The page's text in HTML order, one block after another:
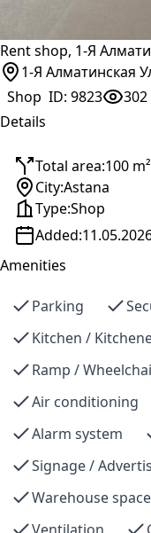
Rent shop, 1-Я
1-Я Алматинская
Shop ID: 9823 302
Details
Total area:100 m²
City:Astana
Type:Shop
Added:
Amenities
Parking
Kitchen /
Ramp /
Air conditioning
Alarm system
Signage /
Warehouse space